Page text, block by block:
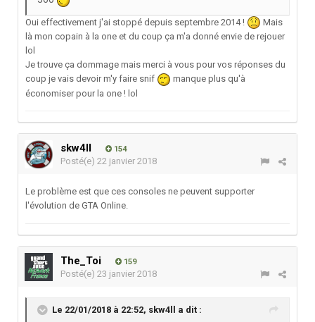
Oui effectivement j'ai stoppé depuis septembre 2014 !
Mais
là mon copain à la one et du coup ça m'a donné envie de rejouer
lol
Je trouve ça dommage mais merci à vous pour vos réponses du
coup je vais devoir m'y faire snif
manque plus qu'à
économiser pour la one ! lol
skw4ll 154
Posté(e) 22 janvier 2018
Le problème est que ces consoles ne peuvent supporter
l'évolution de GTA Online.
The_Toi 159
Posté(e) 23 janvier 2018
Le 22/01/2018 à 22:52, skw4ll a dit :